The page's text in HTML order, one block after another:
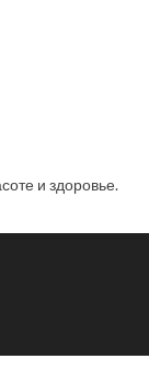
и здоровье.